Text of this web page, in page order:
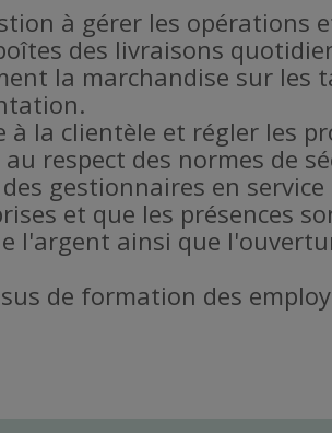
à gérer les opérations
des livraisons
la marchandise sur les
la clientèle et régler les
respect des normes de
gestionnaires en
et que les présences
l'argent ainsi que
de formation des